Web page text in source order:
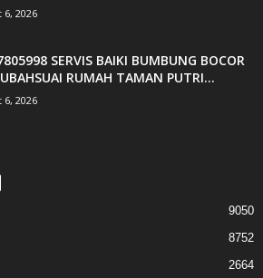
6, 2026
SERVIS BAIKI BUMBUNG BOCOR
RUMAH TAMAN PUTRI...
6, 2026
9050
8752
2664